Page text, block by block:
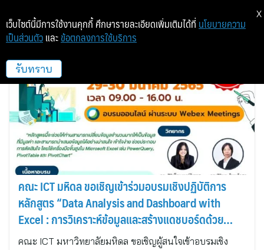
คณะ ICT ม.มหิดล
คณะ ICT มหิดล ขอเชิญเข้าร่วมอบรมเชิงปฏิบัติการ
หลักสูตร “Data Analysis and Dashboard with
Excel : การวิเคราะห์ข้อมูลและสร้างแดชบอร์ดด้วย
Excel” รุ่นที่ 2 (Online)
คณะ ICT มหาวิทยาลัยมหิดล ขอเชิญผู้สนใจเข้าอบรมเชิง
เว็บไซต์นี้มีการใช้งานคุกกี้ ศึกษารายละเอียดเพิ่มเติมได้ที่ นโยบายความ
เป็นส่วนตัว และ ข้อตกลงการใช้บริการ
รับทราบ
X